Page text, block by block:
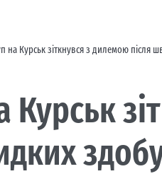
на Курськ зіткнувся з дилемою після
Курськ